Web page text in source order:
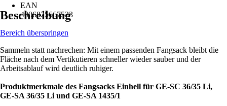
EAN
4006825667523
Beschreibung
Bereich überspringen
Sammeln statt nachrechen: Mit einem passenden Fangsack bleibt die
Fläche nach dem Vertikutieren schneller wieder sauber und der
Arbeitsablauf wird deutlich ruhiger.
Produktmerkmale des Fangsacks Einhell für GE-SC 36/35 Li,
GE-SA 36/35 Li und GE-SA 1435/1